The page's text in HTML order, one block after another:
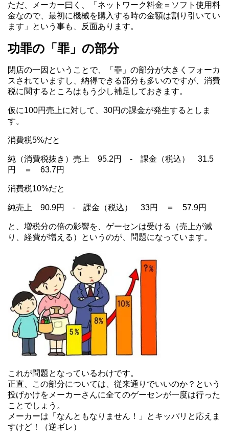
ただ、メーカー曰く、「ネットワーク料金＝ソフト使用料
金なので、最初に機械を購入する時の金額は割り引いてい
ます」という事も、反面あります。
功罪の「罪」の部分
閉店の一因ということで、「罪」の部分が大きくフォーカ
スされていますし、納得できる部分も多いのですが、消費
税に関するところはもう少し補足しておきます。
仮に100円売上に対して、30円の課金が発生するとしま
す。
消費税5%だと
純（消費税抜き）売上 95.2円 - 課金（税込） 31.5
円 ＝ 63.7円
消費税10%だと
純売上 90.9円 - 課金（税込） 33円 ＝ 57.9円
と、増税分の倍の影響を、ゲーセンは受ける（売上が減
り、経費が増える）というのが、問題になっています。
これが問題となっているわけです。
正直、この部分については、従来通りでいいのか？という
投げかけをメーカーさんに全てのゲーセンが一度は行った
ことでしょう。
メーカーは「なんともなりません！」とキッパリと応えま
すけど！（逆ギレ）